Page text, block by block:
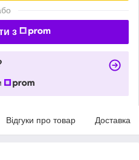
з
Відгуки про товар Доставка